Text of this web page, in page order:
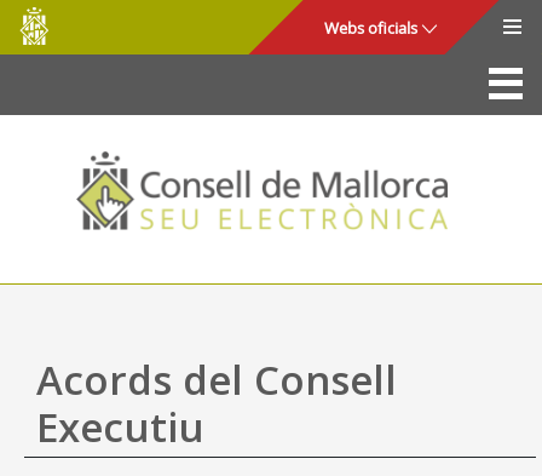
Salta al contingut principal
Consell
de
Mallorca
Webs oficials
La Seu
Consell de Mallorca
Accés i seguretat
Utilitats
Ajuda
Acords del Consell
Executiu